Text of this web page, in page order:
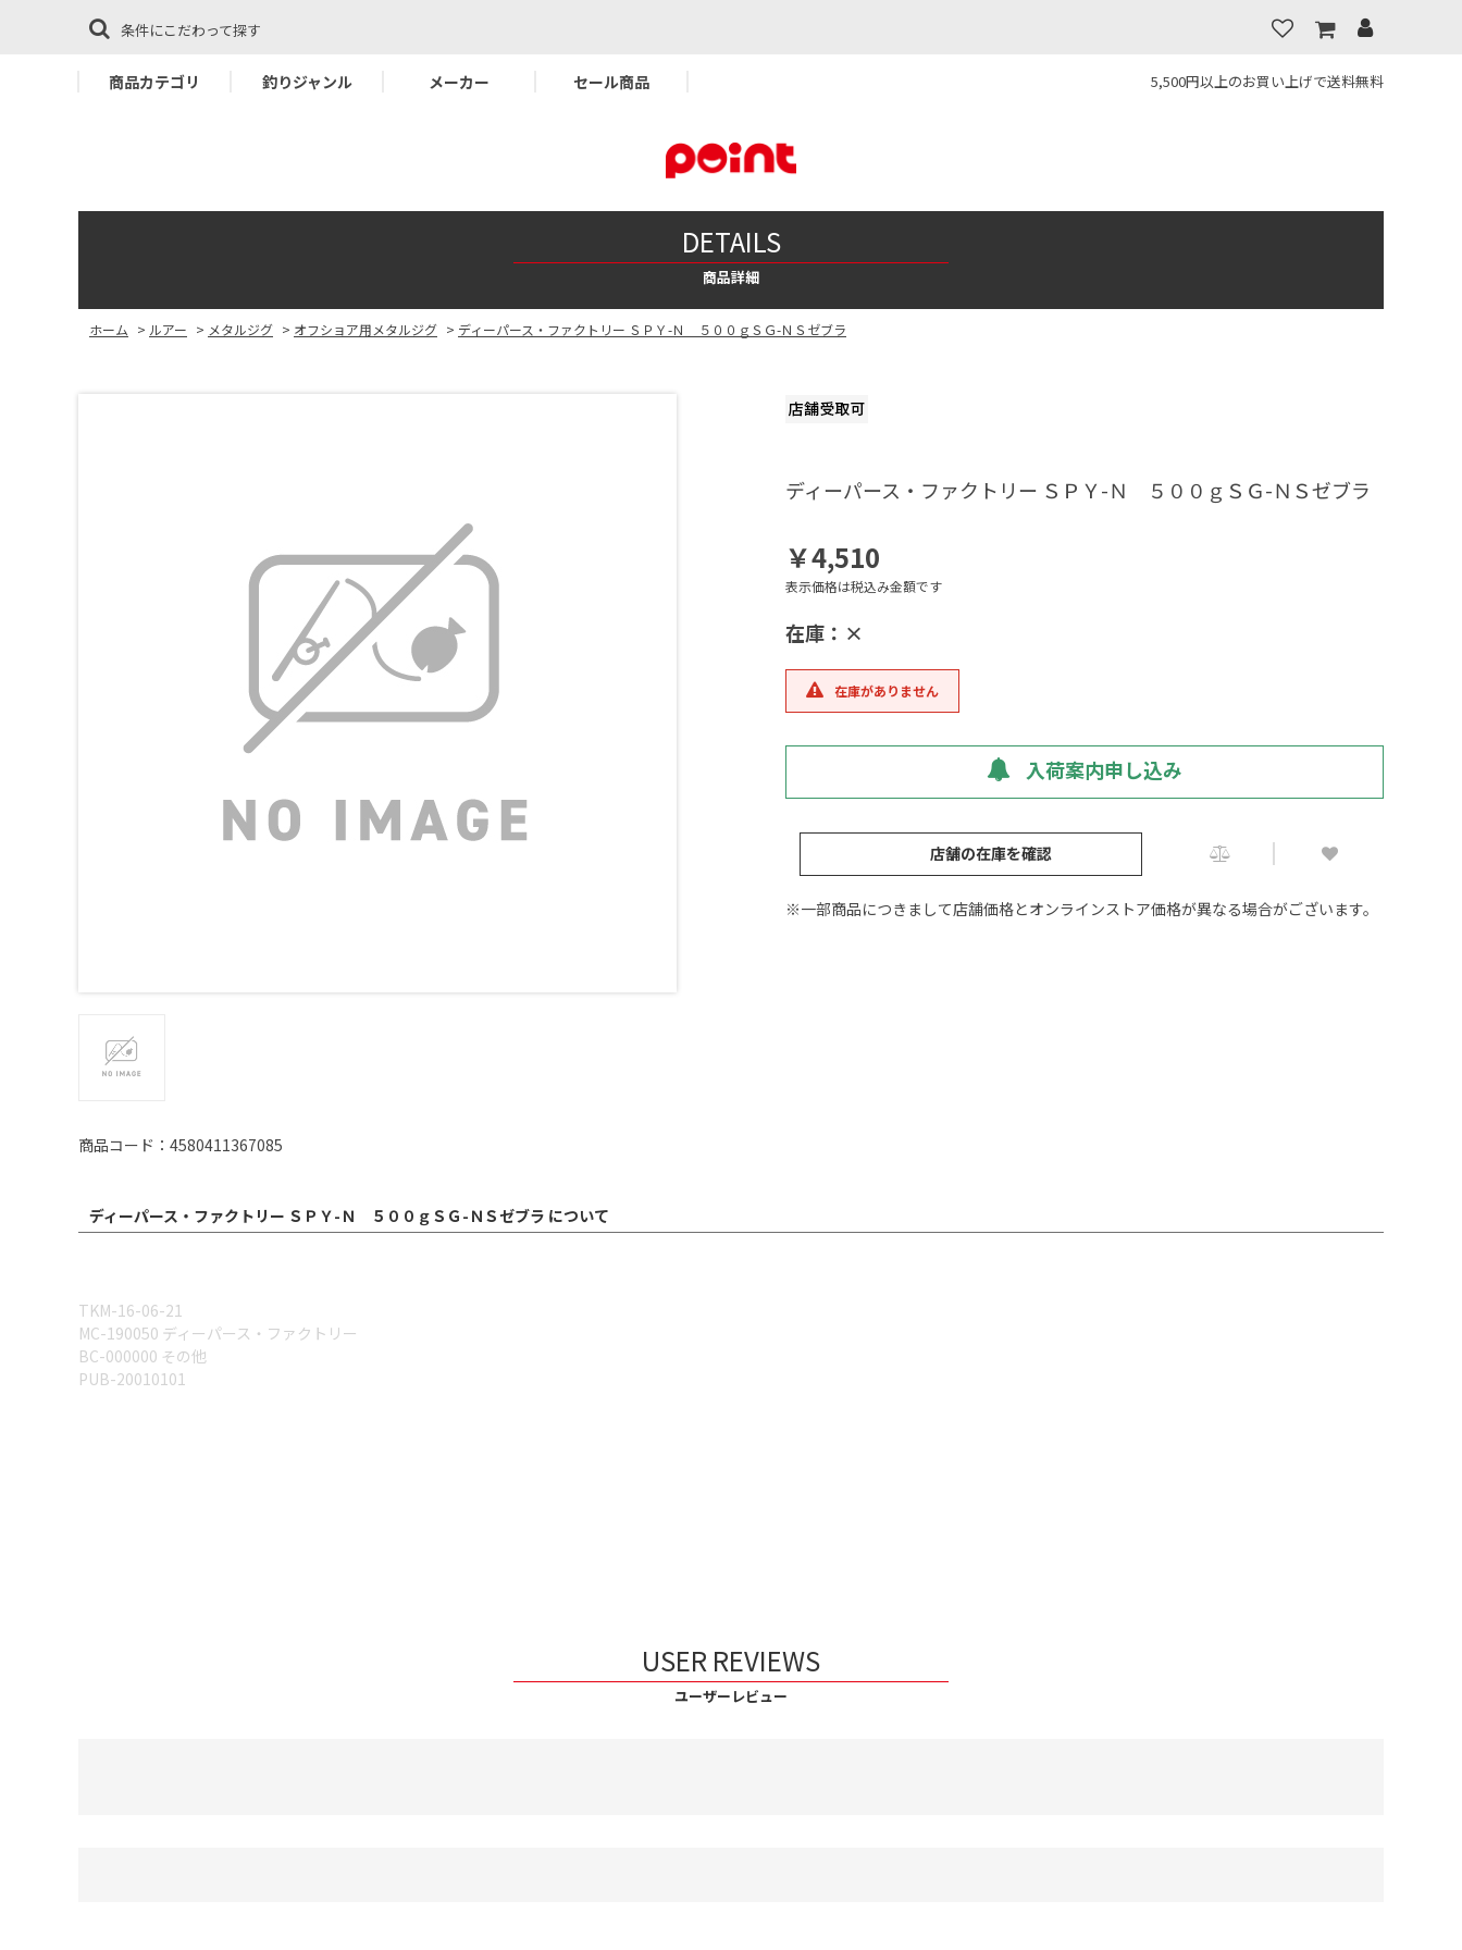
条件にこだわって探す
商品カテゴリ 釣りジャンル メーカー セール商品 5,500円以上のお買い上げで送料無料
DETAILS
商品詳細
ホーム > ルアー > メタルジグ > オフショア用メタルジグ > ディーパース・ファクトリー ＳＰＹ-Ｎ ５００ｇＳＧ-ＮＳゼブラ
商品コード：4580411367085
ディーパース・ファクトリー ＳＰＹ-Ｎ ５００ｇＳＧ-ＮＳゼブラ
￥4,510
表示価格は税込み金額です
在庫：×
在庫がありません
入荷案内申し込み
店舗の在庫を確認
※一部商品につきまして店舗価格とオンラインストア価格が異なる場合がございます。
ディーパース・ファクトリー ＳＰＹ-Ｎ ５００ｇＳＧ-ＮＳゼブラ について
TKM-16-06-21
MC-190050 ディーパース・ファクトリー
BC-000000 その他
PUB-20010101
USER REVIEWS
ユーザーレビュー